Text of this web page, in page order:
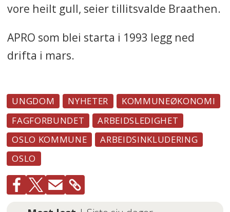
vore heilt gull, seier tillitsvalde Braathen.
APRO som blei starta i 1993 legg ned
drifta i mars.
UNGDOM NYHETER
KOMMUNEØKONOMI
FAGFORBUNDET
ARBEIDSLEDIGHET
OSLO KOMMUNE
ARBEIDSINKLUDERING
OSLO